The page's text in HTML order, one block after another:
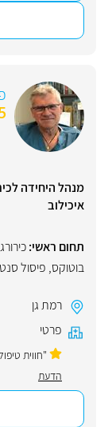
מנהל היחידה
איכילוב
תחום ראשי:
בוטוקס, פיסול
רמת גן
פרטי
"חווית
הדעת